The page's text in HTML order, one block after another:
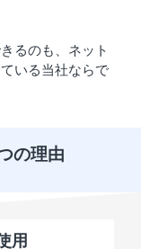
るのも、ネット
いる当社ならで
の理由
用